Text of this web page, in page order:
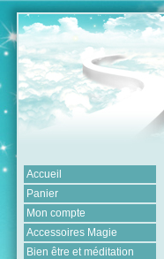
Accueil
Panier
Mon compte
Accessoires Magie
Bien être et méditation